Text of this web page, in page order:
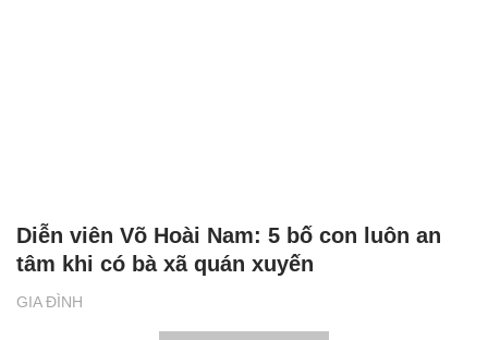
GIA ĐÌNH
Diễn viên Võ Hoài Nam: 5 bố con luôn an
tâm khi có bà xã quán xuyến